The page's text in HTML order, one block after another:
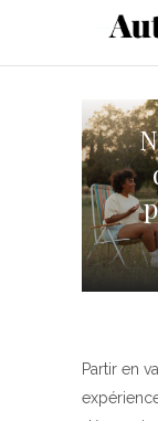
Partir en